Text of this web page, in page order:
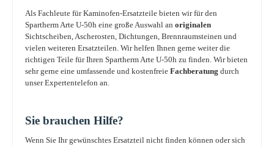
Als Fachleute für Kaminofen-Ersatzteile bieten wir für den
Spartherm Arte U-50h eine große Auswahl an originalen
Sichtscheiben, Ascherosten, Dichtungen, Brennraumsteinen und
vielen weiteren Ersatzteilen. Wir helfen Ihnen gerne weiter die
richtigen Teile für Ihren Spartherm Arte U-50h zu finden. Wir bieten
sehr gerne eine umfassende und kostenfreie Fachberatung durch
unser Expertentelefon an.
Sie brauchen Hilfe?
Wenn Sie Ihr gewünschtes Ersatzteil nicht finden können oder sich